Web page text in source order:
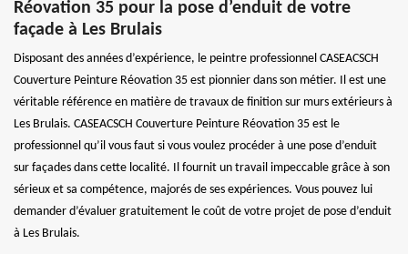
Réovation 35 pour la pose d’enduit de votre
façade à Les Brulais
Disposant des années d’expérience, le peintre professionnel CASEACSCH
Couverture Peinture Réovation 35 est pionnier dans son métier. Il est une
véritable référence en matière de travaux de finition sur murs extérieurs à
Les Brulais. CASEACSCH Couverture Peinture Réovation 35 est le
professionnel qu’il vous faut si vous voulez procéder à une pose d’enduit
sur façades dans cette localité. Il fournit un travail impeccable grâce à son
sérieux et sa compétence, majorés de ses expériences. Vous pouvez lui
demander d’évaluer gratuitement le coût de votre projet de pose d’enduit
à Les Brulais.